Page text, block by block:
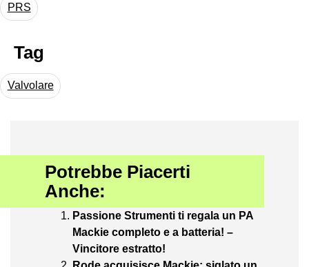
PRS
Tag
Valvolare
Potrebbe Piacerti
Anche:
Passione Strumenti ti regala un PA
Mackie completo e a batteria! –
Vincitore estratto!